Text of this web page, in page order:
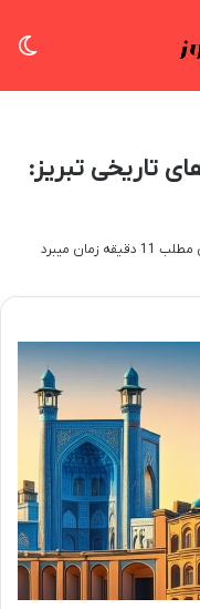
تاریخی تبریز:
زمان میبرد